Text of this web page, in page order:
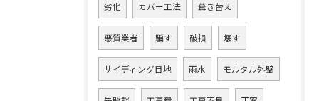
劣化 カバー工法 葺き替え
悪質業者 騙す 破損 壊す
サイディング目地 雨水 モルタル外壁